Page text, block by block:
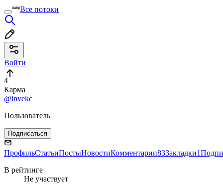
Все потоки
Войти
4
Карма
@invekc
Пользователь
Подписаться
ПрофильСтатьиПостыНовостиКомментарии83Закладки1
В рейтинге
Не участвует